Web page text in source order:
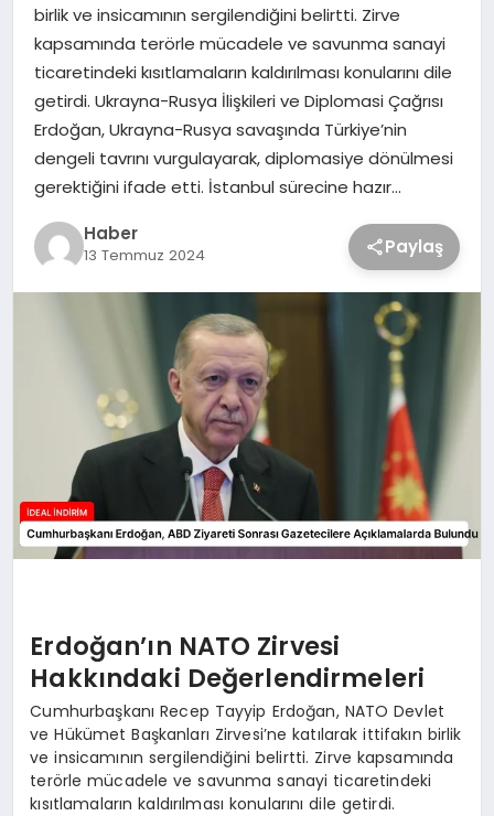
birlik ve insicamının sergilendiğini belirtti. Zirve
kapsamında terörle mücadele ve savunma sanayi
ticaretindeki kısıtlamaların kaldırılması konularını dile
getirdi. Ukrayna-Rusya İlişkileri ve Diplomasi Çağrısı
Erdoğan, Ukrayna-Rusya savaşında Türkiye’nin
dengeli tavrını vurgulayarak, diplomasiye dönülmesi
gerektiğini ifade etti. İstanbul sürecine hazır…
Haber
13 Temmuz 2024 Paylaş
Erdoğan’ın NATO Zirvesi
Hakkındaki Değerlendirmeleri
Cumhurbaşkanı Recep Tayyip Erdoğan, NATO Devlet
ve Hükümet Başkanları Zirvesi’ne katılarak ittifakın birlik
ve insicamının sergilendiğini belirtti. Zirve kapsamında
terörle mücadele ve savunma sanayi ticaretindeki
kısıtlamaların kaldırılması konularını dile getirdi.